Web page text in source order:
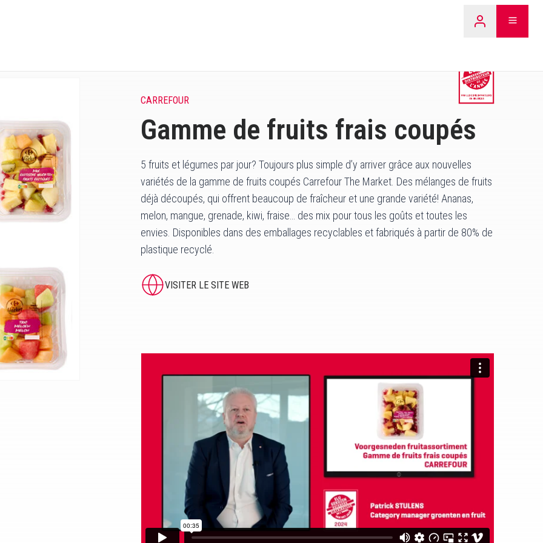
LEARN
CARREFOUR
Gamme de fruits frais coupés
5 fruits et légumes par jour? Toujours plus simple d’y arriver grâce aux nouvelles
variétés de la gamme de fruits coupés Carrefour The Market. Des mélanges de fruits
déjà découpés, qui offrent beaucoup de fraîcheur et une grande variété! Ananas,
melon, mangue, grenade, kiwi, fraise… des mix pour tous les goûts et toutes les
envies. Disponibles dans des emballages recyclables et fabriqués à partir de 80% de
plastique recyclé.
VISITER LE SITE WEB